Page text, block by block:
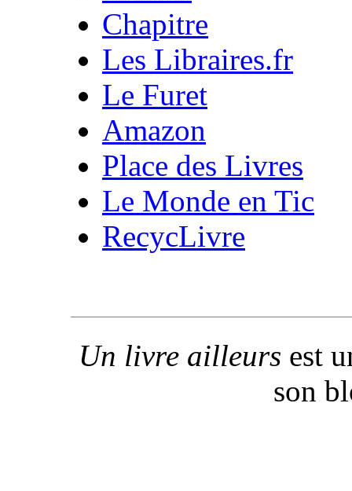
Chapitre
Les Libraires.fr
Le Furet
Amazon
Place des Livres
Le Monde en Tic
RecycLivre
Un livre ailleurs est
son